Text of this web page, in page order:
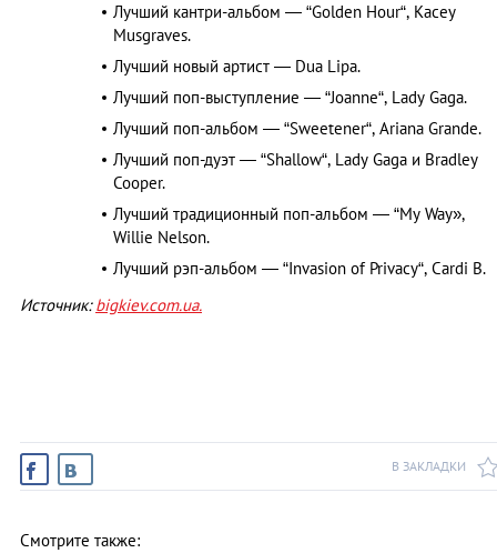
Лучший кантри-альбом — “Golden Hour“, Kacey
Musgraves.
Лучший новый артист — Dua Lipa.
Лучший поп-выступление — “Joanne“, Lady Gaga.
Лучший поп-альбом — “Sweetener“, Ariana Grande.
Лучший поп-дуэт — “Shallow“, Lady Gaga и Bradley
Cooper.
Лучший традиционный поп-альбом — “My Way»,
Willie Nelson.
Лучший рэп-альбом — “Invasion of Privacy“, Cardi B.
Источник:bigkiev.com.ua.
В ЗАКЛАДКИ
Смотрите также: